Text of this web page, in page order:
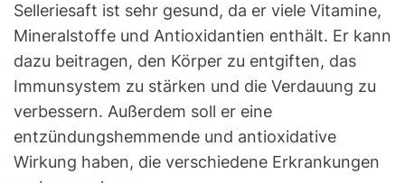
Selleriesaft ist sehr gesund, da er viele Vitamine,
Mineralstoffe und Antioxidantien enthält. Er kann
dazu beitragen, den Körper zu entgiften, das
Immunsystem zu stärken und die Verdauung zu
verbessern. Außerdem soll er eine
entzündungshemmende und antioxidative
Wirkung haben, die verschiedene Erkrankungen